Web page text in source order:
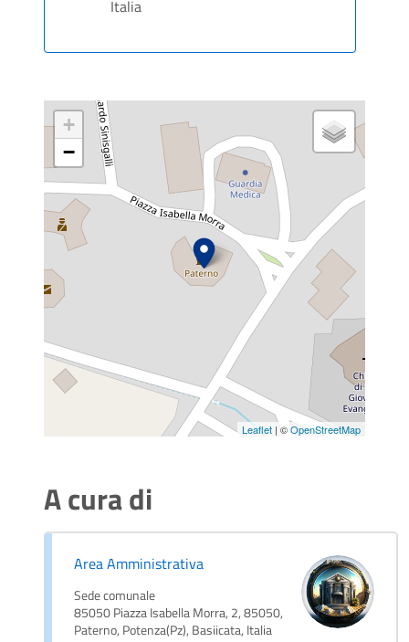
Italia
+
−
Leaflet | ©OpenStreetMap
A cura di
Area Amministrativa
Sede comunale
85050 Piazza Isabella Morra, 2, 85050,
Paterno, Potenza(Pz), Basiicata, Italia